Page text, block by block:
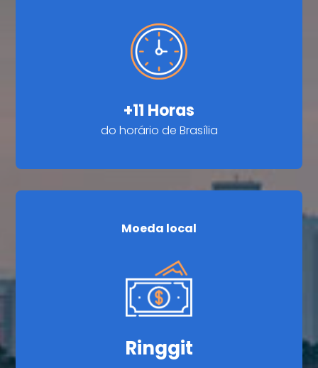
+11 Horas
do horário de Brasília
Moeda local
Ringgit